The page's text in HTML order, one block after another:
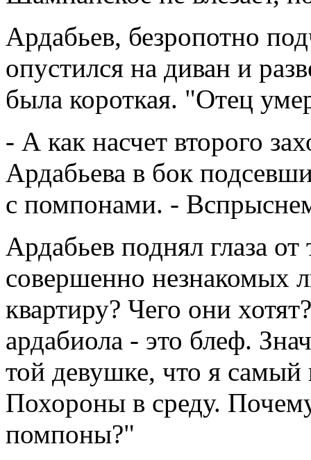
Ардабьев, безропотно
опустился на диван и
была короткая. "Отец
- А как насчет второго
Ардабьева в бок
с помпонами. -
Ардабьев поднял глаза
совершенно незнакомых
квартиру? Чего они
ардабиола - это блеф.
той девушке, что я самый
Похороны в среду.
помпоны?"